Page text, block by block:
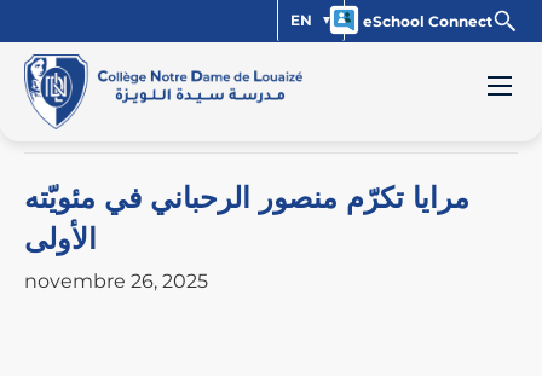
EN eSchool Connect
« Tous les Évènements
Cet évènement est passé.
مرايا تكرّم منصور الرحباني في مئويّته
الأولى
novembre 26, 2025